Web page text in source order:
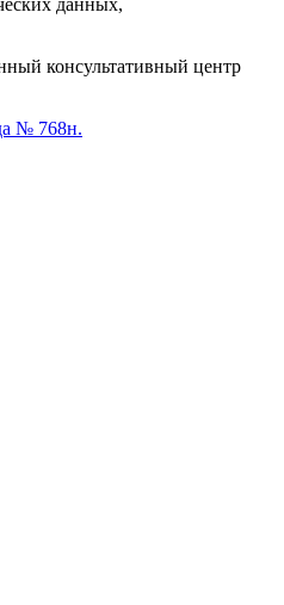
данных,
консультативный центр
№ 768н.